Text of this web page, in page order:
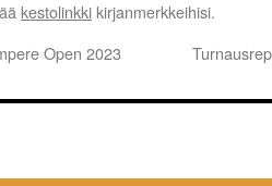
kestolinkki kirjanmerkkeihisi.
Open 2023